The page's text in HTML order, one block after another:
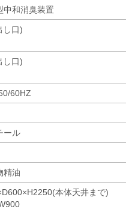
中和消臭装置
し口)
し口)
60HZ
ール
精油
本体天井まで)